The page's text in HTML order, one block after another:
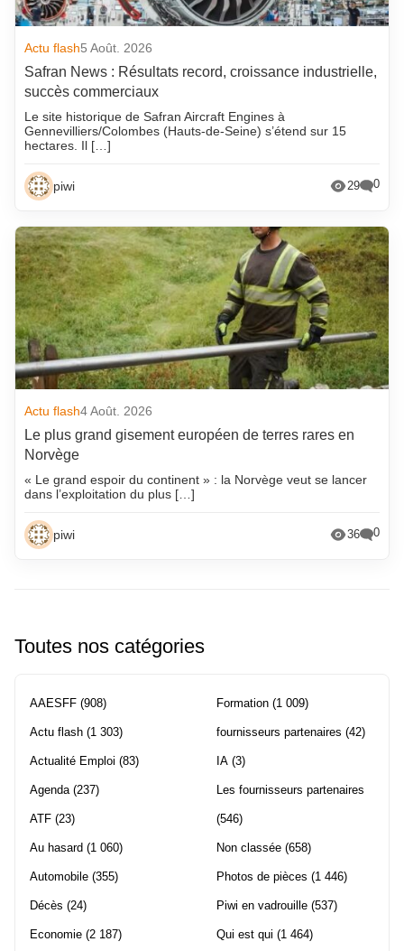
Actu flash5 Août. 2026
Safran News : Résultats record, croissance industrielle,
succès commerciaux
Le site historique de Safran Aircraft Engines à
Gennevilliers/Colombes (Hauts-de-Seine) s’étend sur 15
hectares. Il […]
piwi 29 0
Actu flash4 Août. 2026
Le plus grand gisement européen de terres rares en
Norvège
« Le grand espoir du continent » : la Norvège veut se lancer
dans l’exploitation du plus […]
piwi 36 0
Toutes nos catégories
AAESFF (908)
Actu flash (1 303)
Actualité Emploi (83)
Agenda(237)
ATF (23)
Au hasard (1 060)
Automobile (355)
Décès (24)
Economie (2 187)
Formation (1 009)
fournisseurs partenaires (42)
IA (3)
Les fournisseurs partenaires
(546)
Non classée (658)
Photos de pièces (1 446)
Piwi en vadrouille (537)
Qui est qui (1 464)